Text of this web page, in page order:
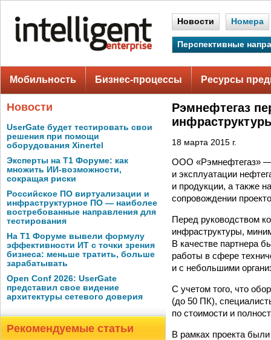
Новости Номера
Перспективные
Мобильность Бизнес-процессы Ресурсы
Новости
UserGate будет тестировать свои
решения при помощи
оборудования Xinertel
Эксперты на Т1 Форуме: как
множить ИИ-возможности,
сокращая риски
Российское ПО виртуализации и
инфраструктурное ПО — наиболее
востребованные направления для
тестирования
На Т1 Форуме вывели формулу
эффективности ИТ с точки зрения
бизнеса: меньше тратить, больше
зарабатывать
Open Conf 2026: UserGate
представил свое видение
архитектуры сетевого доверия
Рекомендуемые статьи
Рэмнефтегаз
18 марта 2015 г.
ООО «Рэмнефтегаз» —
и эксплуатации
и продукции, а также
сопровождении
Перед руководством
инфраструктуры,
В качестве партнера
работы в сфере
и с небольшими
С учетом того, что
(до 50 ПК),
по стоимости и
В рамках проекта